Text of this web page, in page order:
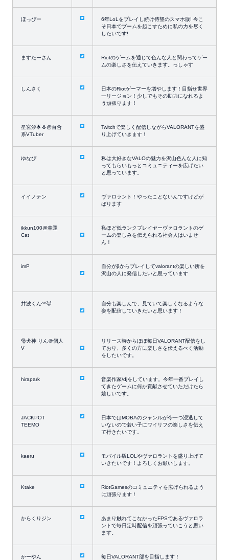
ほっぴー
6年LoLをプレイし続け待望のスマホ版! 今こ
そ日本でブームを起こすために私の力を尽く
したいです!
ますたーさん
Riotのゲームを通じて色んな人と関わってゲー
ムの楽しさを伝えていきます。っしゃす
しんさく
日本のRiotゲーマーを増やします！目指せ世界
一リージョン！少しでもその助力になれるよ
う頑張ります！
星宮汐🌟🐧@百合
系VTuber
Twitchで楽しく配信しながらVALORANTを盛
り上げていきます！
ゆなぴ
私は大好きなVALOの魅力を沢山色んな人に知
ってもらいもっとコミュニティーを広げたい
と思っています。
イイノテン
ヴァロラント！やったことないんですけどが
ばります
ikkun100@幸運
Cat
私ほど低ランクプレイヤーヴァロラントのゲ
ームの楽しみを伝えられる社会人はいませ
ん！
imP
自分がβからプレイしてvalorantの楽しい所を
沢山の人に発信したいと思っています
井波くん^^🦊
自分も楽しんで、見ていて楽しくなるような
姿を配信していきたいと思います！
🎅犬神 りん＠個人
V
リリース時からほぼ毎日VALORANT配信をし
ており、多くの方に楽しさを伝えるべく活動
をしたいです。
hirapark
音楽作家/djをしています。今年一番プレイし
てきたゲームに何か貢献させていただけたら
嬉しいです。
JACKPOT
TEEMO
日本ではMOBAのジャンルが今一つ浸透して
いないので若い子にワイリフの楽しさを伝え
て行きたいです。
kaeru
モバイル版LOLやヴァロラントを盛り上げて
いきたいです！よろしくお願いします。
Ktake
RiotGamesのコミュニティを広げられるよう
に頑張ります！
からくりジン
あまり触れてこなかったFPSであるヴァロラ
ントで毎日定時配信を頑張っていこうと思い
ます。
かーやん 毎日VALORANT部を目指します！